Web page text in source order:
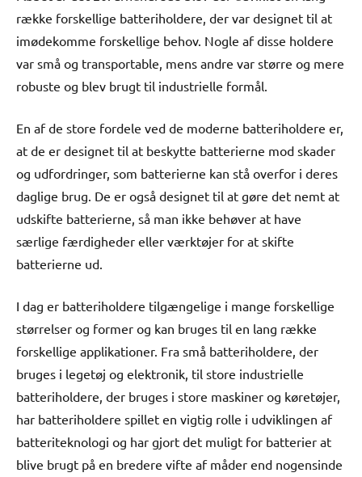
række forskellige batteriholdere, der var designet til at
imødekomme forskellige behov. Nogle af disse holdere
var små og transportable, mens andre var større og mere
robuste og blev brugt til industrielle formål.
En af de store fordele ved de moderne batteriholdere er,
at de er designet til at beskytte batterierne mod skader
og udfordringer, som batterierne kan stå overfor i deres
daglige brug. De er også designet til at gøre det nemt at
udskifte batterierne, så man ikke behøver at have
særlige færdigheder eller værktøjer for at skifte
batterierne ud.
I dag er batteriholdere tilgængelige i mange forskellige
størrelser og former og kan bruges til en lang række
forskellige applikationer. Fra små batteriholdere, der
bruges i legetøj og elektronik, til store industrielle
batteriholdere, der bruges i store maskiner og køretøjer,
har batteriholdere spillet en vigtig rolle i udviklingen af
batteriteknologi og har gjort det muligt for batterier at
blive brugt på en bredere vifte af måder end nogensinde